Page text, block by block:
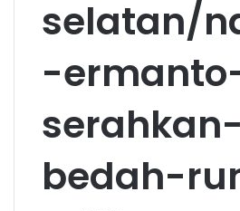
selatan/
-
bedah-